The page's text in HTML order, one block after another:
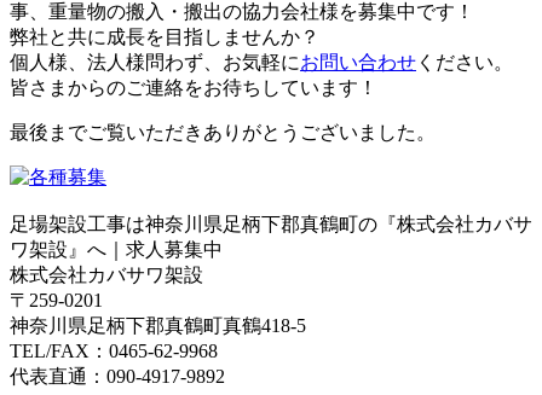
事、重量物の搬入・搬出の協力会社様を募集中です！
弊社と共に成長を目指しませんか？
個人様、法人様問わず、お気軽にお問い合わせ ください。
皆さまからのご連絡をお待ちしています！
最後までご覧いただきありがとうございました。
足場架設工事は神奈川県足柄下郡真鶴町の『株式会社カバサ
ワ架設』へ｜求人募集中
株式会社カバサワ架設
〒259-0201
神奈川県足柄下郡真鶴町真鶴418-5
TEL/FAX：0465-62-9968
代表直通：090-4917-9892